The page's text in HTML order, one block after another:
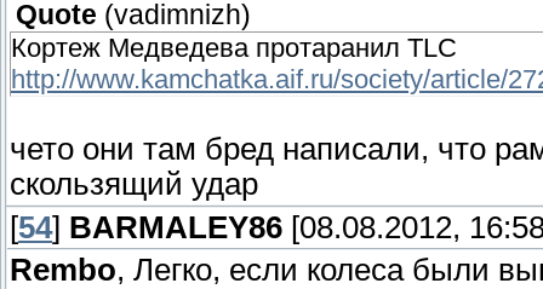
Quote (vadimnizh)
Кортеж Медведева протаранил TLC
http://www.kamchatka.aif.ru/society/article/
чето они там бред написали, что
скользящий удар
[54] BARMALEY86 [08.08.2012,
Rembo, Легко, если колеса были